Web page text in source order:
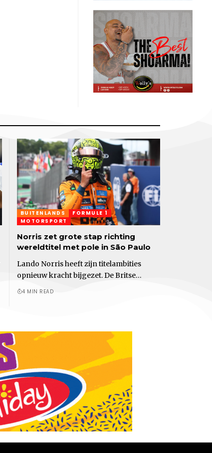
BUITENLANDS
FORMULE 1
MOTORSPORT
Norris zet grote stap richting
wereldtitel met pole in São Paulo
Lando Norris heeft zijn titelambities
opnieuw kracht bijgezet. De Britse…
4 MIN READ